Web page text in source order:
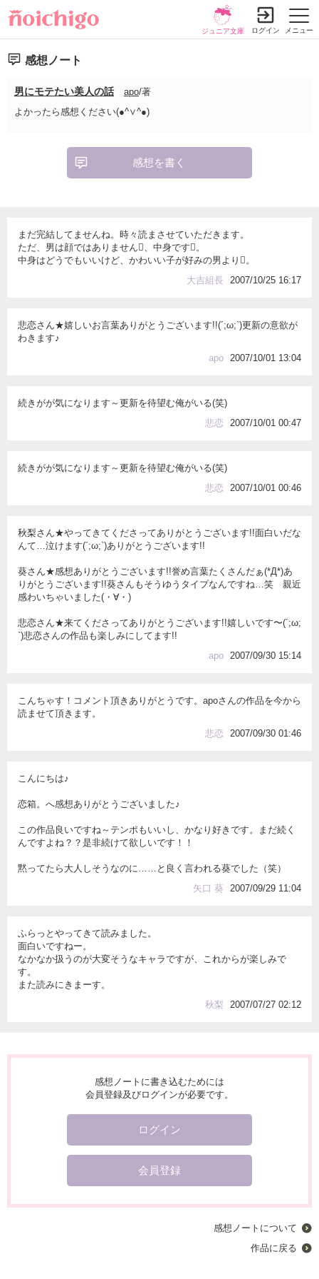
メニュー
ジュニア文庫 ログイン
感想ノート
男にモテたい美人の話 apo/著
よかったら感想ください(●^∨^●)
感想を書く
まだ完結してませんね。時々読まさせていただきます。
ただ、男は顔ではありません、中身です。
中身はどうでもいいけど、かわいい子が好みの男より。
大吉組長
2007/10/25 16:17
悲恋さん★嬉しいお言葉ありがとうございます!!(´;ω;`)更新の意欲が
わきます♪
apo
2007/10/01 13:04
続きがが気になります～更新を待望む俺がいる(笑)
悲恋
2007/10/01 00:47
続きがが気になります～更新を待望む俺がいる(笑)
悲恋
2007/10/01 00:46
秋梨さん★やってきてくださってありがとうございます!!面白いだな
んて…泣けます(´;ω;`)ありがとうございます!!
葵さん★感想ありがとうございます!!誉め言葉たくさんだぁ(*Д*)あ
りがとうございます!!葵さんもそうゆうタイプなんですね…笑 親近
感わいちゃいました(・∀・)
悲恋さん★来てくださってありがとうございます!!嬉しいです〜(´;ω;
`)悲恋さんの作品も楽しみにしてます!!
apo
2007/09/30 15:14
こんちゃす！コメント頂きありがとうです。apoさんの作品を今から
読ませて頂きます。
悲恋
2007/09/30 01:46
こんにちは♪
恋箱。へ感想ありがとうございました♪
この作品良いですね～テンポもいいし、かなり好きです。まだ続く
んですよね？？是非続けて欲しいです！！
黙ってたら大人しそうなのに……と良く言われる葵でした（笑）
矢口 葵
2007/09/29 11:04
ふらっとやってきて読みました。
面白いですねー。
なかなか扱うのが大変そうなキャラですが、これからが楽しみで
す。
また読みにきまーす。
秋梨
2007/07/27 02:12
感想ノートに書き込むためには
会員登録及びログインが必要です。
ログイン
会員登録
感想ノートについて
作品に戻る